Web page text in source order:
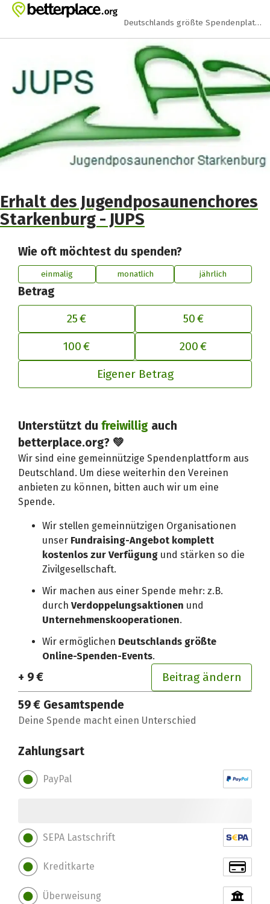
Zum Hauptinhalt springen
Erklärung zur Barrierefreiheit anzeigen
Deutschlands größte Spendenplattform
Erhalt des Jugendposaunenchores
Starkenburg - JUPS
Wie oft möchtest du spenden?
einmalig monatlich jährlich
Betrag
25 €
50 €
100 € 200 €
Eigener Betrag
Unterstützt dufreiwillig auch
betterplace.org? 💚
Wir sind eine gemeinnützige Spendenplattform aus
Deutschland. Um diese weiterhin den Vereinen
anbieten zu können, bitten auch wir um eine
Spende.
Wir stellen gemeinnützigen Organisationen
unser Fundraising-Angebot komplett
kostenlos zur Verfügung und stärken so die
Zivilgesellschaft.
Wir machen aus einer Spende mehr: z.B.
durchVerdoppelungsaktionen und
Unternehmenskooperationen.
Wir ermöglichen Deutschlands größte
Online-Spenden-Events.
+ 9 € Beitrag ändern
Deinen Beitrag an betterplace
59 € Gesamtspende
Deine Spende macht einen Unterschied
Zahlungsart
PayPal
SEPA Lastschrift
Kreditkarte
Überweisung